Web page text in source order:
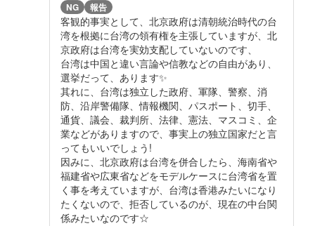
NG 報告
客観的事実として、北京政府は清朝統治時代の台
湾を根拠に台湾の領有権を主張していますが、北
京政府は台湾を実効支配していないのです、
台湾は中国と違い言論や信教などの自由があり、
選挙だって、あります✨️
其れに、台湾は独立した政府、軍隊、警察、消
防、沿岸警備隊、情報機関、パスポート、切手、
通貨、議会、裁判所、法律、憲法、マスコミ、企
業などがありますので、事実上の独立国家だと言
ってもいいでしょう!
因みに、北京政府は台湾を併合したら、海南省や
福建省や広東省などをモデルケースに台湾省を置
く事を考えていますが、台湾は香港みたいになり
たくないので、拒否しているのが、現在の中台関
係みたいなのです☆